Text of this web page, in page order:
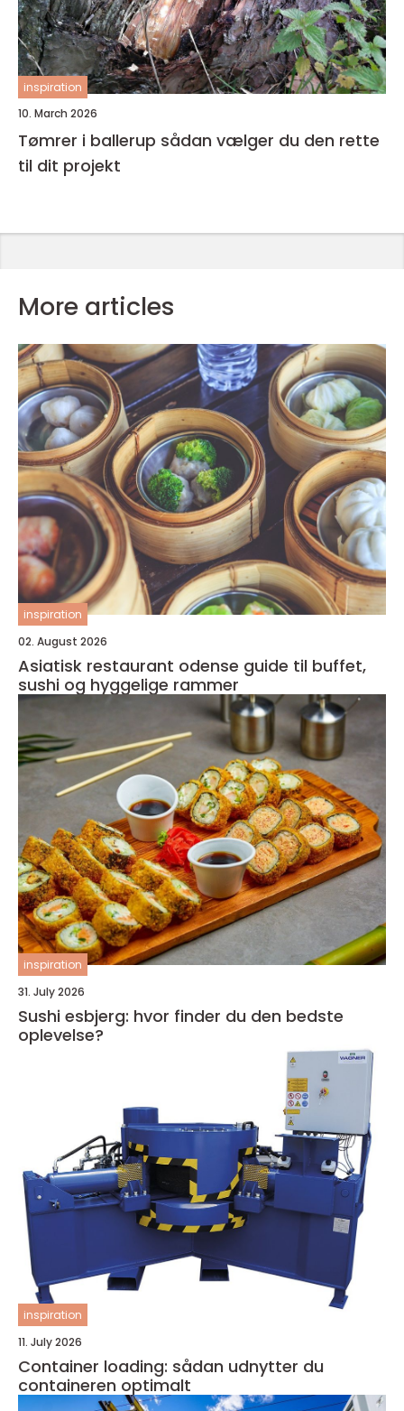
inspiration
10. March 2026
Tømrer i ballerup sådan vælger du den rette
til dit projekt
More articles
inspiration
02. August 2026
Asiatisk restaurant odense guide til buffet,
sushi og hyggelige rammer
inspiration
31. July 2026
Sushi esbjerg: hvor finder du den bedste
oplevelse?
inspiration
11. July 2026
Container loading: sådan udnytter du
containeren optimalt